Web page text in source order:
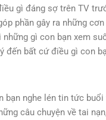
gì đáng sợ trên TV
phần gây ra những
những gì con bạn xem
đến bất cứ điều gì con
bạn nghe lén tin tức
câu chuyện về tai